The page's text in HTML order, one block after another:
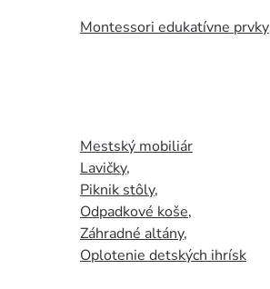
Montessori edukatívne prvky
Mestský mobiliár
Lavičky,
Piknik stôly,
Odpadkové koše,
Záhradné altány,
Oplotenie detských ihrísk